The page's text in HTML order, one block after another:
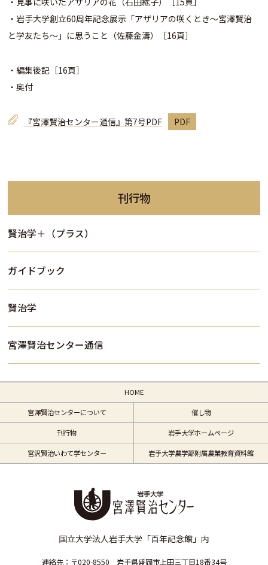
・岩手大学創立60周年記念展示「アザリアの咲くとき〜宮澤賢治
と学友たち〜」に思うこと（佐藤金濤）［16頁］
・編集後記［16頁］
・奥付
『宮澤賢治センター通信』第7号PDF
刊行物
賢治学＋（プラス）
ガイドブック
賢治学
宮澤賢治センター通信
国立大学法人岩手大学「百年記念館」内
連絡先：〒020-8550 岩手県盛岡市上田三丁目18番34号
HOME
宮澤賢治センターについて 催し物
刊行物 岩手大学ホームページ
宮沢賢治いわて学センター 岩手大学農学部附属農業教育資料館